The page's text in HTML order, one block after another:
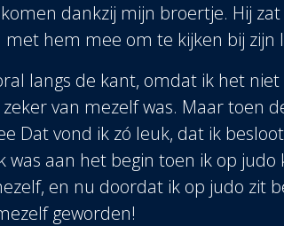
dankzij mijn broertje. Hij
met hem mee om te kijken bij zijn
langs de kant, omdat ik het niet
van mezelf was. Maar toen
Dat vond ik zó leuk, dat ik
was aan het begin toen ik op judo
en nu doordat ik op judo zit
geworden!